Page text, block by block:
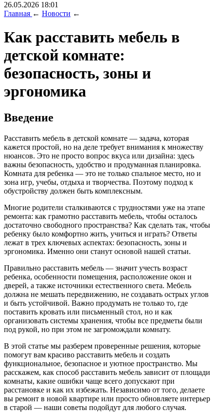
26.05.2026 18:01
Главная ← Новости ←
Как расставить мебель в
детской комнате:
безопасность, зоны и
эргономика
Введение
Расставить мебель в детской комнате — задача, которая
кажется простой, но на деле требует внимания к множеству
нюансов. Это не просто вопрос вкуса или дизайна: здесь
важны безопасность, удобство и продуманная планировка.
Комната для ребенка — это не только спальное место, но и
зона игр, учебы, отдыха и творчества. Поэтому подход к
обустройству должен быть комплексным.
Многие родители сталкиваются с трудностями уже на этапе
ремонта: как грамотно расставить мебель, чтобы осталось
достаточно свободного пространства? Как сделать так, чтобы
ребенку было комфортно жить, учиться и играть? Ответы
лежат в трех ключевых аспектах: безопасность, зоны и
эргономика. Именно они станут основой нашей статьи.
Правильно расставить мебель — значит учесть возраст
ребенка, особенности помещения, расположение окон и
дверей, а также источники естественного света. Мебель
должна не мешать передвижению, не создавать острых углов
и быть устойчивой. Важно продумать не только то, где
поставить кровать или письменный стол, но и как
организовать системы хранения, чтобы все предметы были
под рукой, но при этом не загромождали комнату.
В этой статье мы разберем проверенные решения, которые
помогут вам красиво расставить мебель и создать
функциональное, безопасное и уютное пространство. Мы
расскажем, как способ расставить мебель зависит от площади
комнаты, какие ошибки чаще всего допускают при
расстановке и как их избежать. Независимо от того, делаете
вы ремонт в новой квартире или просто обновляете интерьер
в старой — наши советы подойдут для любого случая.